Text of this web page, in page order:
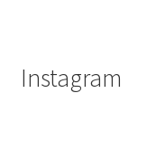
ゲ
Instagram